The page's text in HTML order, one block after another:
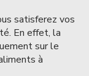
satisferez vos
En effet, la
sur le
à